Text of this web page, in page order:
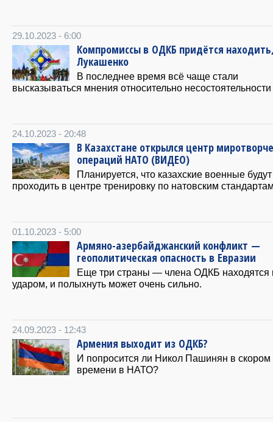
29.10.2023 - 6:00
Компромиссы в ОДКБ придётся
Лукашенко
В последнее время всё чаще стали
высказываться мнения относительно
24.10.2023 - 20:48
В Казахстане открылся центр
операций НАТО (ВИДЕО)
Планируется, что казахские военные будут
проходить в центре тренировку по натовским
01.10.2023 - 5:00
Армяно-азербайджанский конфликт —
геополитическая опасность в Евразии
Еще три страны — члена ОДКБ находятся
ударом, и полыхнуть может очень сильно.
24.09.2023 - 12:43
Армения выходит из ОДКБ?
И попросится ли Никол Пашинян в скором
времени в НАТО?